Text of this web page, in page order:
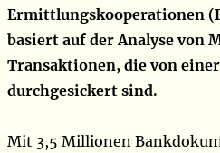
Ermittlungskooperationen
basiert auf der Analyse von
Transaktionen, die von
durchgesickert sind.
Mit 3,5 Millionen